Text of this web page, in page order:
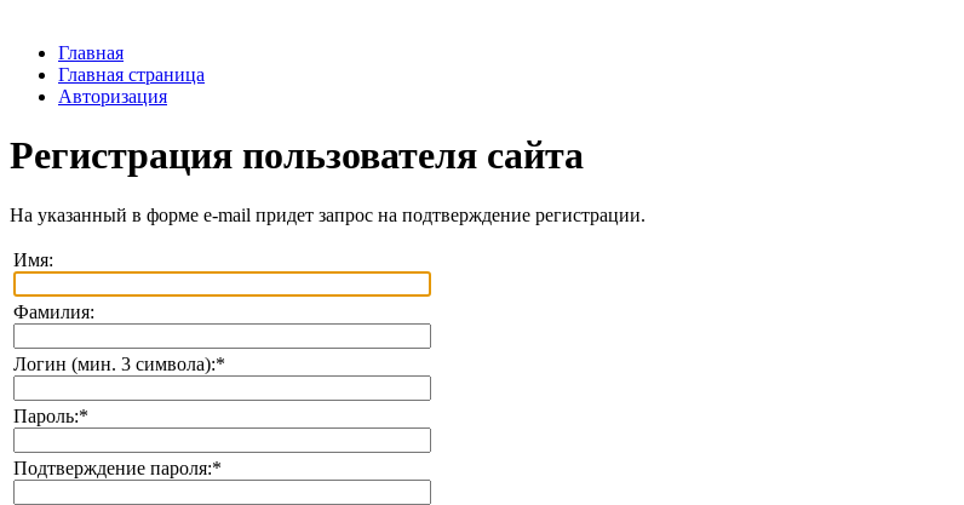
Главная
Главная страница
Авторизация
Регистрация пользователя сайта
На указанный в форме e-mail придет запрос на подтверждение регистрации.
Имя:
Фамилия:
Логин (мин. 3 символа):*
Пароль:*
Подтверждение пароля:*